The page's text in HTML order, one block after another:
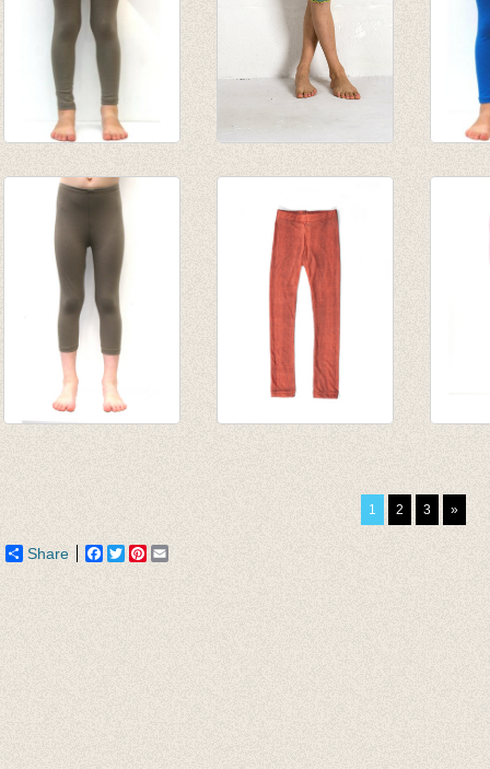
Lichtbruin
van € 8,45
tot € 10,95
€ 16,00
tot € 5,95
€
1 2 3 »
Share Facebook
TwitterPinterest